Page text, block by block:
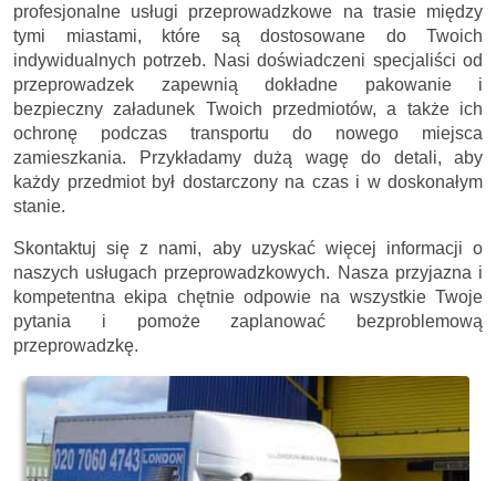
profesjonalne usługi przeprowadzkowe na trasie między
tymi miastami, które są dostosowane do Twoich
indywidualnych potrzeb. Nasi doświadczeni specjaliści od
przeprowadzek zapewnią dokładne pakowanie i
bezpieczny załadunek Twoich przedmiotów, a także ich
ochronę podczas transportu do nowego miejsca
zamieszkania. Przykładamy dużą wagę do detali, aby
każdy przedmiot był dostarczony na czas i w doskonałym
stanie.
Skontaktuj się z nami, aby uzyskać więcej informacji o
naszych usługach przeprowadzkowych. Nasza przyjazna i
kompetentna ekipa chętnie odpowie na wszystkie Twoje
pytania i pomoże zaplanować bezproblemową
przeprowadzkę.